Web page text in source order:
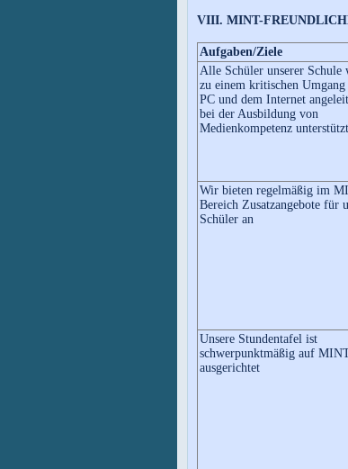
VIII. MINT-
Aufgaben/
Alle Schüler unserer Schule
zu einem kritischen
PC und dem Internet
bei der Ausbildung von
Medienkompetenz
Wir bieten regelmäßig im
Bereich Zusatzangebote für
Schüler an
Unsere Stundentafel ist
schwerpunktmäßig auf
ausgerichtet